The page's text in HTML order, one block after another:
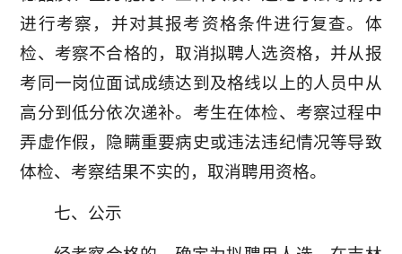
进行考察，并对其报考资格条件进行复查。体
检、考察不合格的，取消拟聘人选资格，并从报
考同一岗位面试成绩达到及格线以上的人员中从
高分到低分依次递补。考生在体检、考察过程中
弄虚作假，隐瞒重要病史或违法违纪情况等导致
体检、考察结果不实的，取消聘用资格。
七、公示